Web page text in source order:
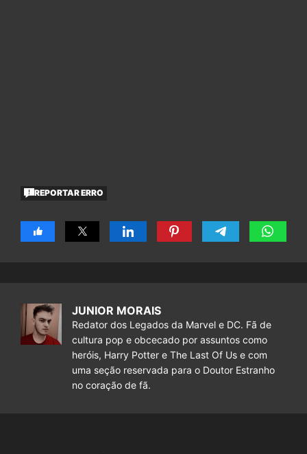
REPORTAR ERRO
JUNIOR MORAIS
Redator dos Legados da Marvel e DC. Fã de
cultura pop e obcecado por assuntos como
heróis, Harry Potter e The Last Of Us e com
uma seção reservada para o Doutor Estranho
no coração de fã.